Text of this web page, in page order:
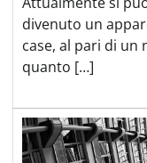
divenuto un
case, al pari di
quanto […]